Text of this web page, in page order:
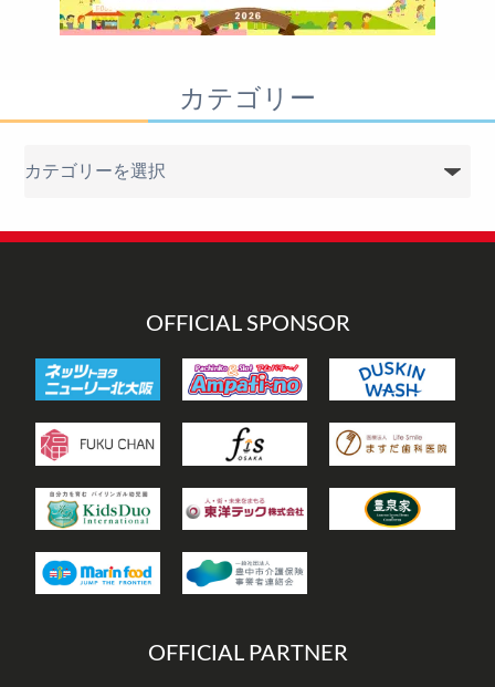
カテゴリー
リ
OFFICIAL SPONSOR
OFFICIAL PARTNER